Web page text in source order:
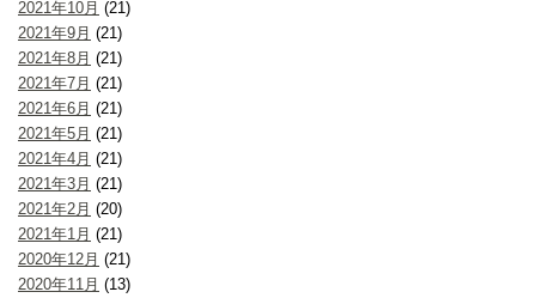
2021年10月 (21)
2021年9月 (21)
2021年8月 (21)
2021年7月 (21)
2021年6月 (21)
2021年5月 (21)
2021年4月 (21)
2021年3月 (21)
2021年2月 (20)
2021年1月 (21)
2020年12月 (21)
2020年11月 (13)